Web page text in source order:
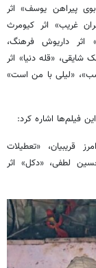
پیراهن یوسف» اثر
غریب» اثر کیومرث
اثر داریوش فرهنگ،
شایقی، «قله دنیا» اثر
«لیلی با من است»
فیلم‌ها اشاره کرد:
قریبیان، «تعطیلات
لطفی، «دکل» اثر